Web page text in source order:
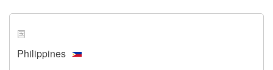
国
Philippines